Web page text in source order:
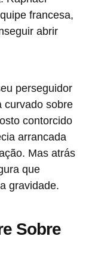
francesa,
abrir
perseguidor
curvado sobre
contorcido
arrancada
Mas atrás
que
gravidade.
Sobre